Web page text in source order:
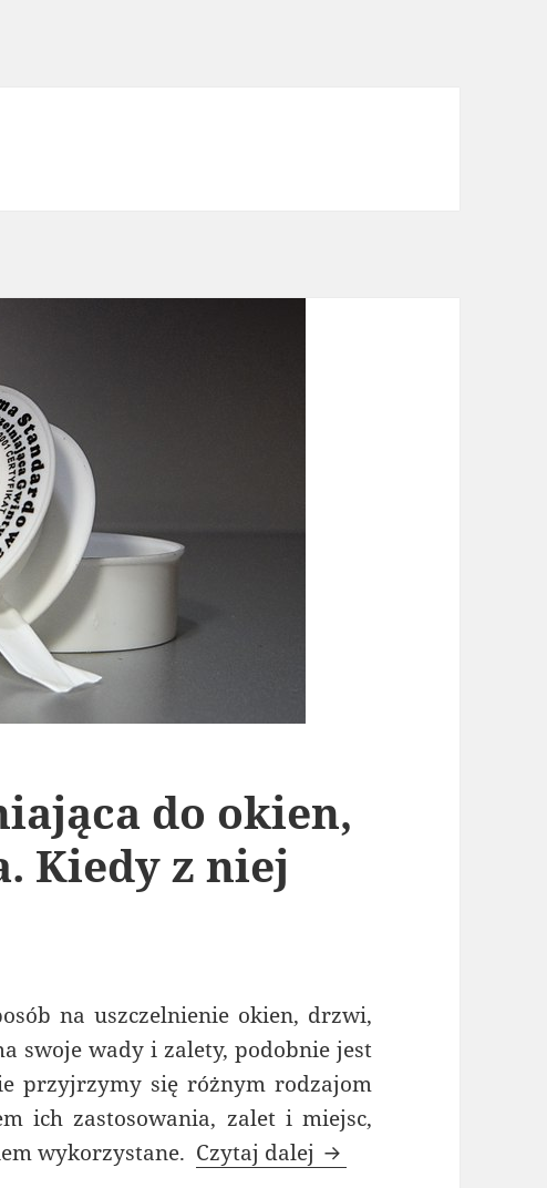
do okien,
Kiedy z niej
na uszczelnienie okien, drzwi,
swoje wady i zalety, podobnie jest
przyjrzymy się różnym rodzajom
ich zastosowania, zalet i miejsc,
wykorzystane. Czytaj dalej Taśma